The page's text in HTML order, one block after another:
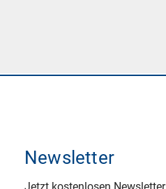
Newsletter